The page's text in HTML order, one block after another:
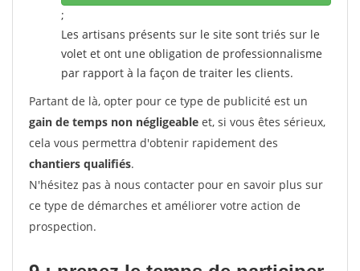
;
Les artisans présents sur le site sont triés sur le
volet et ont une obligation de professionnalisme
par rapport à la façon de traiter les clients.
Partant de là, opter pour ce type de publicité est un
gain de temps non négligeable et, si vous êtes sérieux,
cela vous permettra d'obtenir rapidement des
chantiers qualifiés.
N'hésitez pas à nous contacter pour en savoir plus sur
ce type de démarches et améliorer votre action de
prospection.